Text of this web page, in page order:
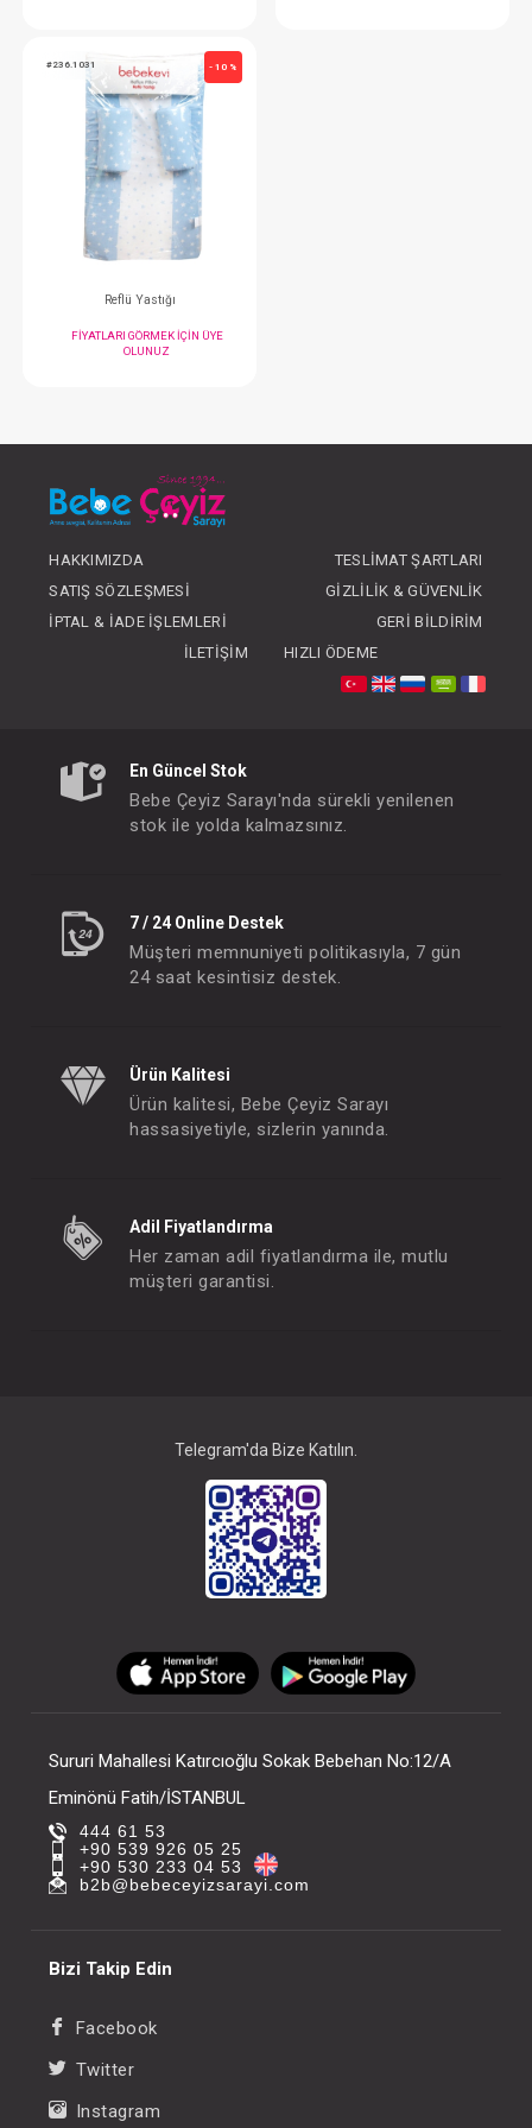
Yan Yatış Yastığı...
FIYATLARI GÖRMEK IÇIN ÜYE
OLUNUZ
#236.1031
Reflü Yastığı
FIYATLARI GÖRMEK IÇIN ÜYE
HAKKIMIZDA
TESLIMAT ŞARTLARI
SATIŞ SÖZLEŞMESI
GIZLILIK & GÜVENLIK
İPTAL & İADE İŞLEMLERI
GERI BILDIRIM
İLETIŞIM
HIZLI ÖDEME
En Güncel Stok
Bebe Çeyiz Sarayı'nda sürekli yenilenen
stok ile yolda kalmazsınız.
7 / 24 Online Destek
Müşteri memnuniyeti politikasıyla, 7 gün
24 saat kesintisiz destek.
Ürün Kalitesi
Ürün kalitesi, Bebe Çeyiz Sarayı
hassasiyetiyle, sizlerin yanında.
Adil Fiyatlandırma
Her zaman adil fiyatlandırma ile, mutlu
müşteri garantisi.
Telegram'da Bize Katılın.
Sururi Mahallesi Katırcıoğlu Sokak Bebehan No:12/A
Eminönü Fatih/İSTANBUL
444 61 53
+90 539 926 05 25
+90 530 233 04 53
b2b@bebeceyizsarayi.com
Bizi Takip Edin
Facebook
Twitter
Instagram